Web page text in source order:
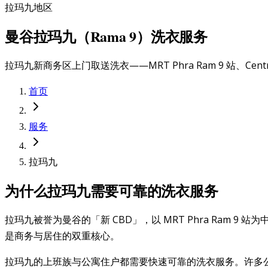
拉玛九地区
曼谷拉玛九（Rama 9）洗衣服务
拉玛九新商务区上门取送洗衣——MRT Phra Ram 9 站、
首页
服务
拉玛九
为什么拉玛九需要可靠的洗衣服务
拉玛九被誉为曼谷的「新 CBD」，以 MRT Phra Ram 9 站
是商务与居住的双重核心。
拉玛九的上班族与公寓住户都需要快速可靠的洗衣服务。许